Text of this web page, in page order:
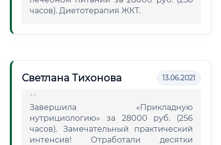
часов). Диетотерапия ЖКТ.
Светлана Тихонова 13.06.2021
Завершила «Прикладную
нутрициологию» за 28000 руб. (256
часов). Замечательный практический
интенсив! Отработали десятки